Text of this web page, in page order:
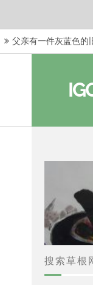
父亲有一件灰蓝色的
梁冬：有一些人在某
搜索草根